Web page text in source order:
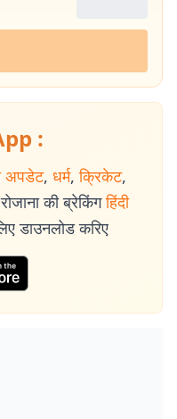
:
अपडेट, धर्म, क्रिकेट,
की ब्रेकिंग हिंदी
डाउनलोड करिए